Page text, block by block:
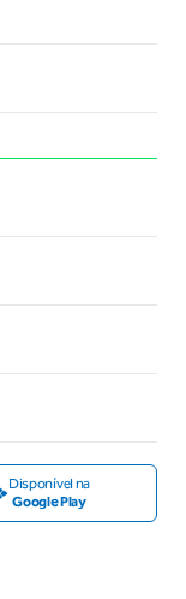
Disponível na
Google Play